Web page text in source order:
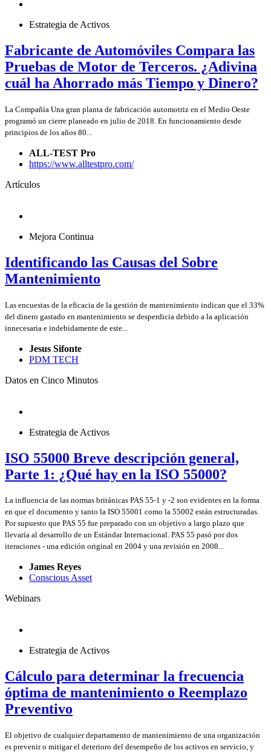
Estrategia de Activos
Fabricante de Automóviles Compara las
Pruebas de Motor de Terceros. ¿Adivina
cuál ha Ahorrado más Tiempo y Dinero?
La Compañía Una gran planta de fabricación automotriz en el Medio Oeste
programó un cierre planeado en julio de 2018. En funcionamiento desde
principios de los años 80...
ALL-TEST Pro
https://www.alltestpro.com/
Artículos
Mejora Continua
Identificando las Causas del Sobre
Mantenimiento
Las encuestas de la eficacia de la gestión de mantenimiento indican que el 33%
del dinero gastado en mantenimiento se desperdicia debido a la aplicación
innecesaria e indebidamente de este...
Jesus Sifonte
PDM TECH
Datos en Cinco Minutos
Estrategia de Activos
ISO 55000 Breve descripción general,
Parte 1: ¿Qué hay en la ISO 55000?
La influencia de las normas británicas PAS 55-1 y -2 son evidentes en la forma
en que el documento y tanto la ISO 55001 como la 55002 están estructuradas.
Por supuesto que PAS 55 fue preparado con un objetivo a largo plazo que
llevaría al desarrollo de un Estándar Internacional. PAS 55 pasó por dos
iteraciones - una edición original en 2004 y una revisión en 2008...
James Reyes
Conscious Asset
Webinars
Estrategia de Activos
Cálculo para determinar la frecuencia
óptima de mantenimiento o Reemplazo
Preventivo
El objetivo de cualquier departamento de mantenimiento de una organización
es prevenir o mitigar el deterioro del desempeño de los activos en servicio, y